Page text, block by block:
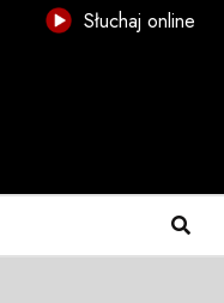
Słuchaj online